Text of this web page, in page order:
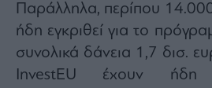
Trader's
book
Buy-
Hold-
Παράλληλα, περίπου
ήδη εγκριθεί για το
συνολικά δάνεια 1,7 δισ.
InvestEU έχουν ήδη